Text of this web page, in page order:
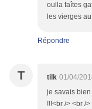
oulla faîtes
les vierges
Répondre
T tilk 01/04/
je savais
!!!<br /> <br /